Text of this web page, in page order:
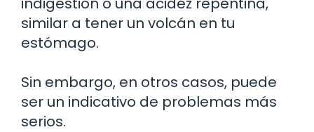
similar a tener un volcán en tu
estómago.
Sin embargo, en otros casos, puede
ser un indicativo de problemas más
serios.